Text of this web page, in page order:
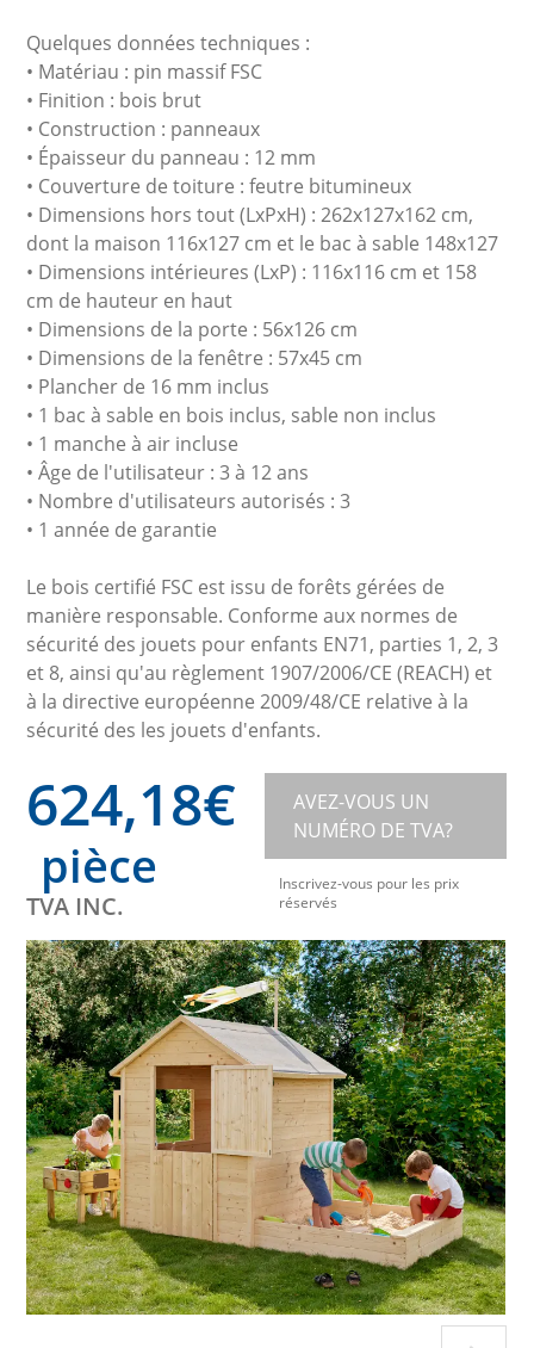
Quelques données techniques :
• Matériau : pin massif FSC
• Finition : bois brut
• Construction : panneaux
• Épaisseur du panneau : 12 mm
• Couverture de toiture : feutre bitumineux
• Dimensions hors tout (LxPxH) : 262x127x162 cm,
dont la maison 116x127 cm et le bac à sable 148x127
• Dimensions intérieures (LxP) : 116x116 cm et 158
cm de hauteur en haut
• Dimensions de la porte : 56x126 cm
• Dimensions de la fenêtre : 57x45 cm
• Plancher de 16 mm inclus
• 1 bac à sable en bois inclus, sable non inclus
• 1 manche à air incluse
• Âge de l'utilisateur : 3 à 12 ans
• Nombre d'utilisateurs autorisés : 3
• 1 année de garantie
Le bois certifié FSC est issu de forêts gérées de
manière responsable. Conforme aux normes de
sécurité des jouets pour enfants EN71, parties 1, 2, 3
et 8, ainsi qu'au règlement 1907/2006/CE (REACH) et
à la directive européenne 2009/48/CE relative à la
sécurité des les jouets d'enfants.
624,18€
pièce
TVA INC.
AVEZ-VOUS UN
NUMÉRO DE TVA?
Inscrivez-vous pour les prix
réservés